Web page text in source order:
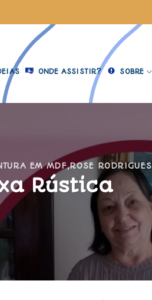
ONDE ASSISTIR? SOBRE
EM MDF,ROSE RODRIGUES
Rústica